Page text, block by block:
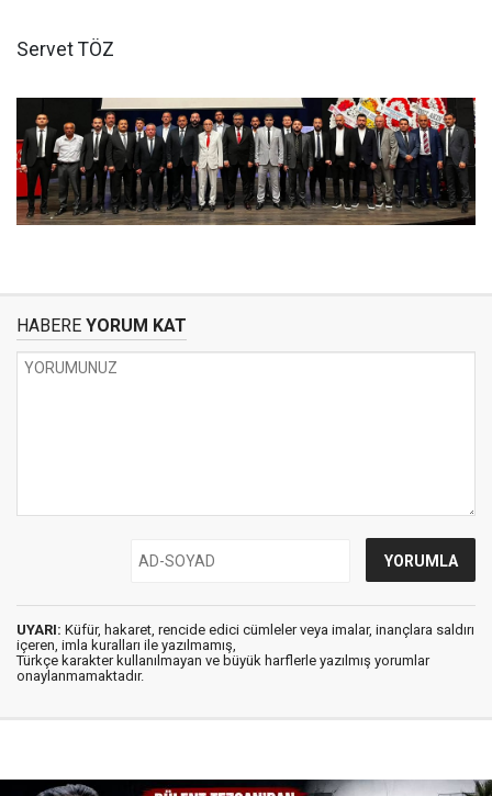
Servet TÖZ
HABERE YORUM KAT
UYARI: Küfür, hakaret, rencide edici cümleler veya imalar, inançlara saldırı
içeren, imla kuralları ile yazılmamış,
Türkçe karakter kullanılmayan ve büyük harflerle yazılmış yorumlar
onaylanmamaktadır.